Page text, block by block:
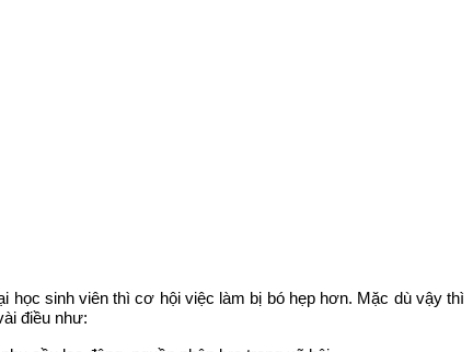
học sinh viên thì cơ hội việc làm bị bó hẹp hơn. Mặc dù vậy thì
điều như: